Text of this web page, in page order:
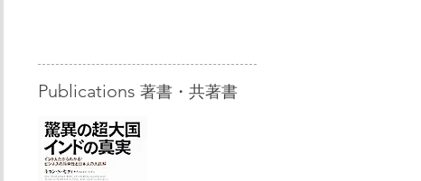
Publications 著書・共著書